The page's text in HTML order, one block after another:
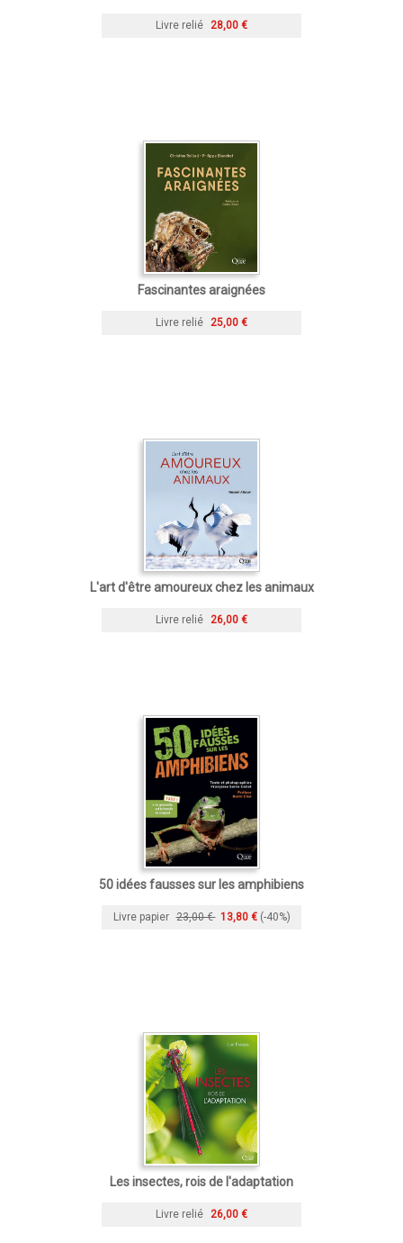
Livre relié 28,00 €
Fascinantes araignées
Livre relié 25,00 €
L'art d'être amoureux chez les animaux
Livre relié 26,00 €
50 idées fausses sur les amphibiens
Livre papier 23,00 € 13,80 € (-40%)
Les insectes, rois de l'adaptation
Livre relié 26,00 €